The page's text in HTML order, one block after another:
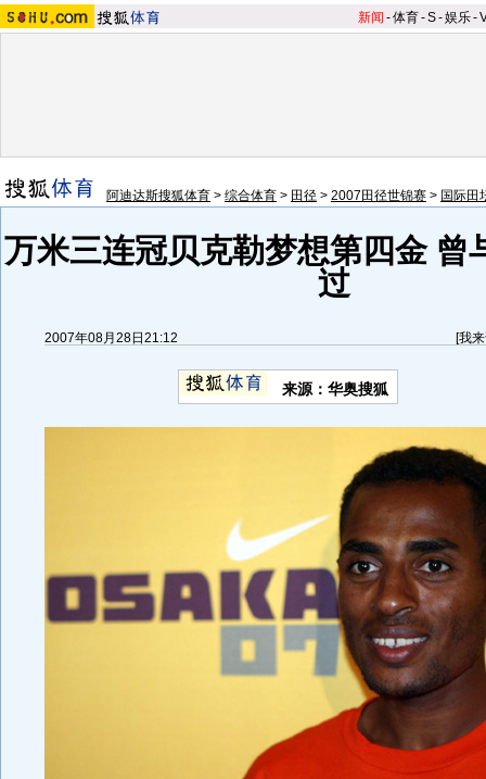
新闻 -体育-S-娱乐-
阿迪达斯搜狐体育 > 综合体育 > 田径 > 2007田径世锦赛 > 国际田
万米三连冠贝克勒梦想第四金 曾
过
2007年08月28日21:12 [我
来源：华奥搜狐